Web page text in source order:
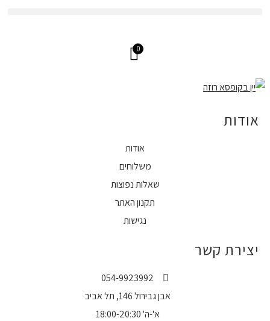
0
אודות
אודות
משלוחים
שאלות נפוצות
תקנון האתר
נגישות
יצירת קשר
054-9923992
אבן גבירול 146, תל אביב
א'-ה' 18:00-20:30